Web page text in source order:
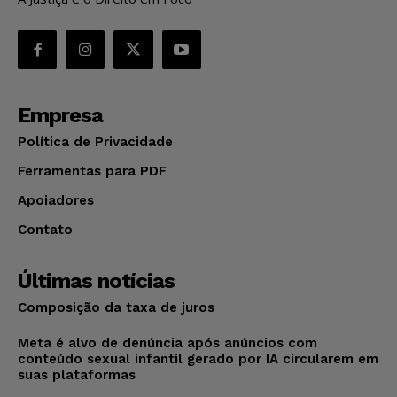
Empresa
Política de Privacidade
Ferramentas para PDF
Apoiadores
Contato
Últimas notícias
Composição da taxa de juros
Meta é alvo de denúncia após anúncios com
conteúdo sexual infantil gerado por IA circularem em
suas plataformas